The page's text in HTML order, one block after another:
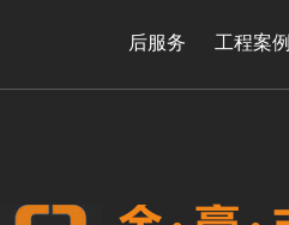
后服务 工程案例